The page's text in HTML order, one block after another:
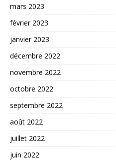
mars 2023
février 2023
janvier 2023
décembre 2022
novembre 2022
octobre 2022
septembre 2022
août 2022
juillet 2022
juin 2022